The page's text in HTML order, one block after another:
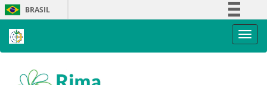
Skip
navigation
BRASIL